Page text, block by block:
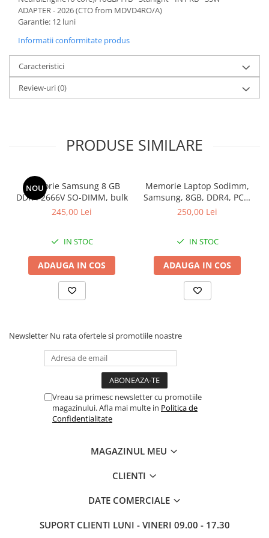
Calculatoare All-in-One RENEW
Monitoare
Monitoare NOI
Monitoare Refurbished
Monitoare Renew
Hard Disk-uri SERVER
Cabinete metalice
Carcase server
Procesoare server
Sisteme server
Stabilizatoare de tensiune
Hard Disk-uri & SSD-uri externe
Tastaturi
Accesorii UPS-uri
Statii GRAFICE
Statii GRAFICE Refurbished
Imprimante&Consumabile
Cartuse cerneala
ADAPTER - 2026 (CTO from MDVD4RO/A)
Garantie: 12 luni
Informatii conformitate produs
Caracteristici
Review-uri(0)
PRODUSE SIMILARE
NOU
Memorie Samsung 8 GB
DDR4 2666V SO-DIMM, bulk
245,00 Lei
IN STOC
ADAUGA IN COS
Memorie Laptop Sodimm,
Samsung, 8GB, DDR4, PC4-
2400, bulk
250,00 Lei
IN STOC
ADAUGA IN COS
Newsletter Nu rata ofertele si promotiile noastre
Vreau sa primesc newsletter cu promotiile
magazinului. Afla mai multe in Politica de
Confidentialitate
MAGAZINUL MEU
CLIENTI
DATE COMERCIALE
SUPORT CLIENTI LUNI - VINERI 09.00 - 17.30